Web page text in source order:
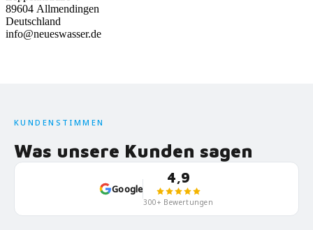
89604 Allmendingen
Deutschland
info@neueswasser.de
KUNDENSTIMMEN
Was unsere Kunden sagen
Google
4,9
300+ Bewertungen